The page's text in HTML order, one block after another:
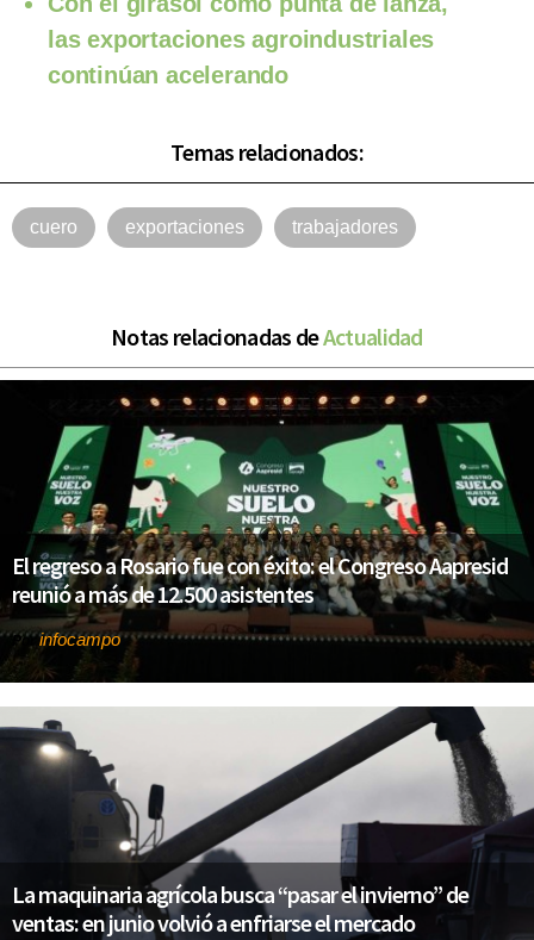
las exportaciones agroindustriales
continúan acelerando
Temas relacionados:
cuero exportaciones trabajadores
Notas relacionadas deActualidad
El regreso a Rosario fue con éxito: el Congreso Aapresid
reunió a más de 12.500 asistentes
Por infocampo
La maquinaria agrícola busca “pasar el invierno” de
ventas: en junio volvió a enfriarse el mercado